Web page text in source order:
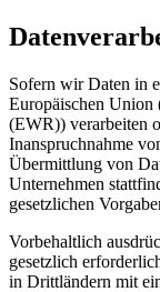
Sofern wir Daten in
Europäischen Union
(EWR)) verarbeiten
Inanspruchnahme
Übermittlung von
Unternehmen
gesetzlichen
Vorbehaltlich
gesetzlich
in Drittländern mit